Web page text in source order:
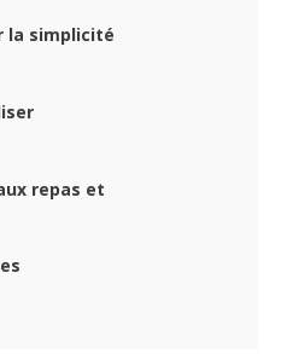
la simplicité
repas et